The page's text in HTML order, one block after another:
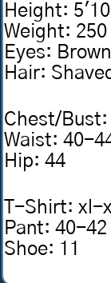
Height:
Weight: 250
Eyes: Brown
Hair:
Chest/Bust:
Waist:40-
Hip:44
T-Shirt:xl-
Pant:40-42
Shoe: 11